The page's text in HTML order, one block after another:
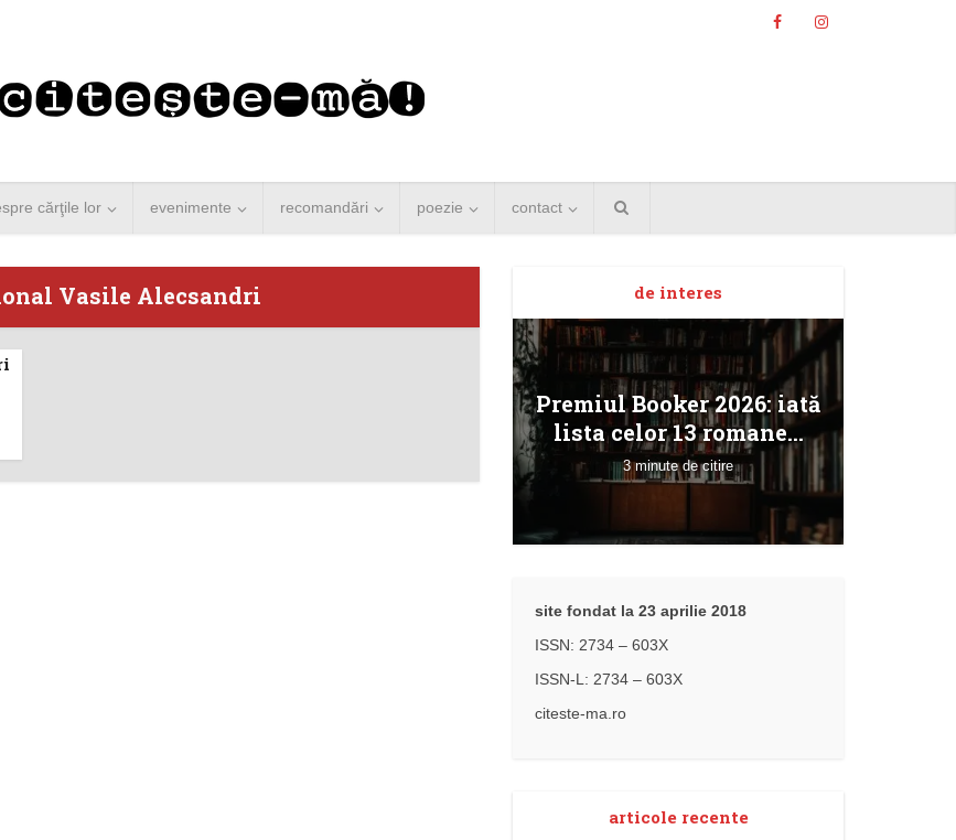
cărţile lor evenimente recomandări poezie contact
Vasile Alecsandri de interes
vine la
Premiul Booker 2026: iată
lista celor 13 romane...
3 minute de citire
site fondat la 23 aprilie 2018
ISSN: 2734 – 603X
ISSN-L: 2734 – 603X
citeste-ma.ro
articole recente